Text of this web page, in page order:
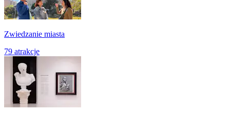
Zwiedzanie miasta
79 atrakcje